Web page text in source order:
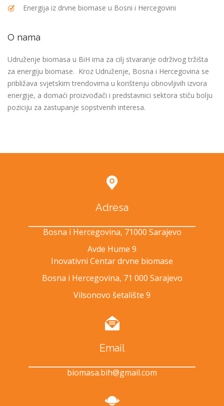
Energija iz drvne biomase u Bosni i Hercegovini
O nama
Udruženje biomasa u BiH ima za cilj stvaranje održivog tržišta
za energiju biomase. Kroz Udruženje, Bosna i Hercegovina se
približava svjetskim trendovima u korištenju obnovljivih izvora
energije, a domaći proizvođači i predstavnici sektora stiču bolju
poziciju za zastupanje sopstvenih interesa.
Adresa
Bosna i Hercegovina, 71000 Sarajevo
Avde Hume 9
Inovativni Centar drvne biomase
Bosna i Hercegovina, 71 000 Sarajevo
Vilsonovo šetalište 9
Email
biomasa.bih@gmail.com